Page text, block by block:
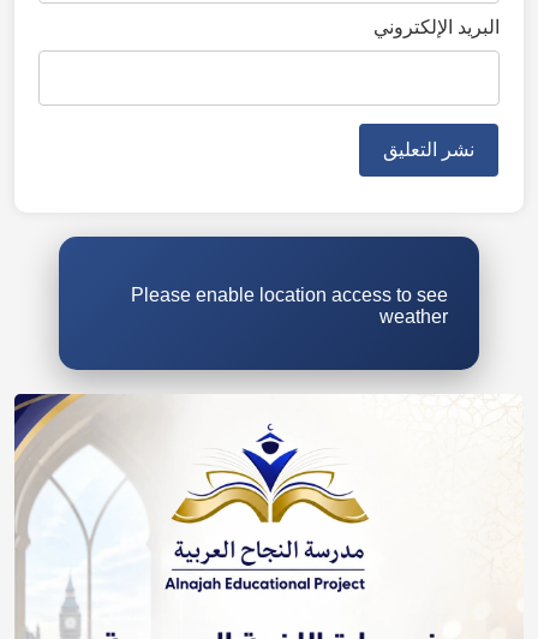
البريد الإلكتروني
Please enable location access to see
weather